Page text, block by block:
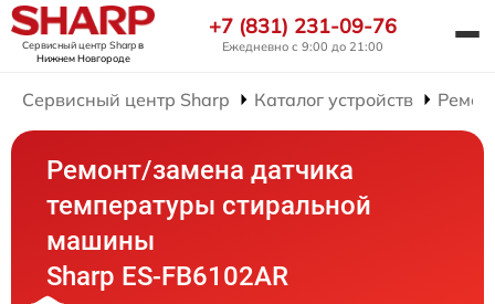
Сервисный центр Sharpв
Нижнем Новгороде
+7 (831) 231-09-76
Ежедневно с 9:00 до 21:00
Сервисный центр Sharp Каталог устройств
Ремонт/замена датчика
температуры стиральной
машины
Sharp ES-FB6102AR